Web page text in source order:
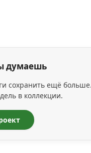
думаешь
сохранить ещё
в коллекции.